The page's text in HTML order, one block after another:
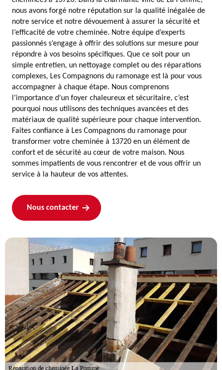
nous avons forgé notre réputation sur la qualité inégalée de
notre service et notre dévouement à assurer la sécurité et
l’efficacité de votre cheminée. Notre équipe d’experts
passionnés s’engage à offrir des solutions sur mesure pour
répondre à vos besoins spécifiques. Que ce soit pour un
simple entretien, un nettoyage complet ou des réparations
complexes, Les Compagnons du ramonage est là pour vous
accompagner à chaque étape. Nous comprenons
l’importance d’un foyer chaleureux et sécuritaire, c’est
pourquoi nous utilisons des techniques avancées et des
matériaux de qualité supérieure pour chaque intervention.
Faites confiance à Les Compagnons du ramonage pour
transformer votre cheminée à 13720 en un élément de
confort et de sécurité au cœur de votre maison. Nous
sommes impatients de vous rencontrer et de vous offrir un
service à la hauteur de vos attentes.
Nous contacter